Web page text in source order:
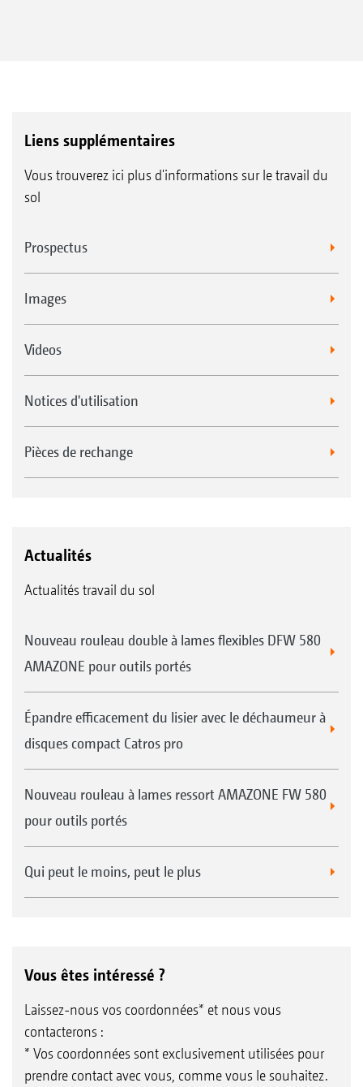
Liens supplémentaires
Vous trouverez ici plus d'informations sur le travail du
sol
Prospectus
Images
Videos
Notices d'utilisation
Pièces de rechange
Actualités
Actualités travail du sol
Nouveau rouleau double à lames flexibles DFW 580
AMAZONE pour outils portés
Épandre efficacement du lisier avec le déchaumeur à
disques compact Catros pro
Nouveau rouleau à lames ressort AMAZONE FW 580
pour outils portés
Qui peut le moins, peut le plus
Vous êtes intéressé ?
Laissez-nous vos coordonnées* et nous vous
contacterons :
* Vos coordonnées sont exclusivement utilisées pour
prendre contact avec vous, comme vous le souhaitez.